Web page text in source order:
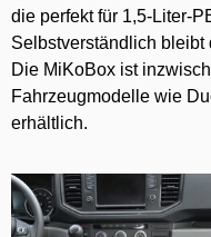
die perfekt für 1,5-Liter-
Selbstverständlich bleibt
Die MiKoBox ist
Fahrzeugmodelle wie
erhältlich.